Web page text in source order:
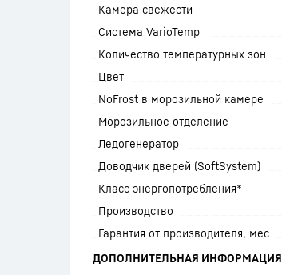
Камера свежести
Система VarioTemp
Количество температурных зон
Цвет
NoFrost в морозильной камере
Морозильное отделение
Ледогенератор
Доводчик дверей (SoftSystem)
Класс энергопотребления*
Производство
Гарантия от производителя, мес
ДОПОЛНИТЕЛЬНАЯ ИНФОРМАЦИЯ